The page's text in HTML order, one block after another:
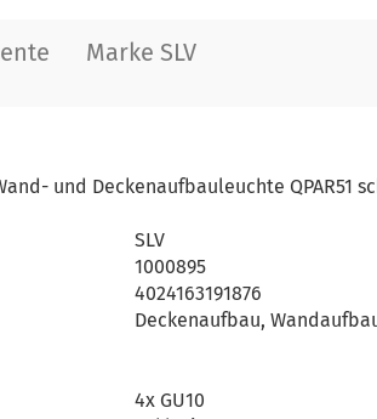
Marke SLV
und Deckenaufbauleuchte QPAR51
SLV
1000895
4024163191876
Deckenaufbau,
4x GU10